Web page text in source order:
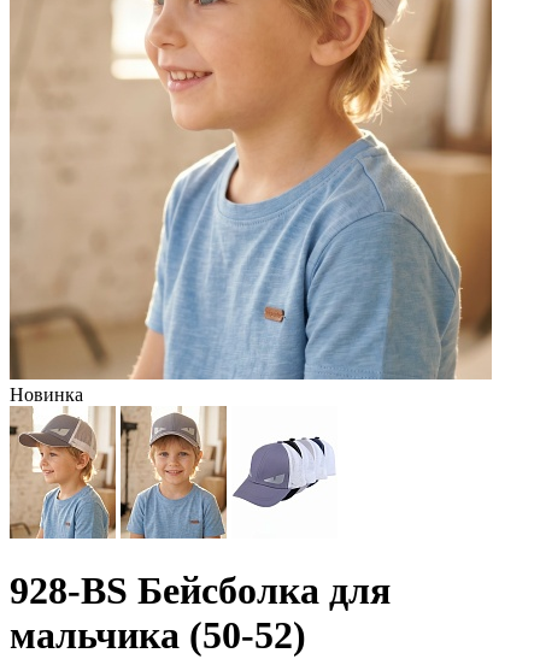
Новинка
928-BS Бейсболка для
мальчика (50-52)